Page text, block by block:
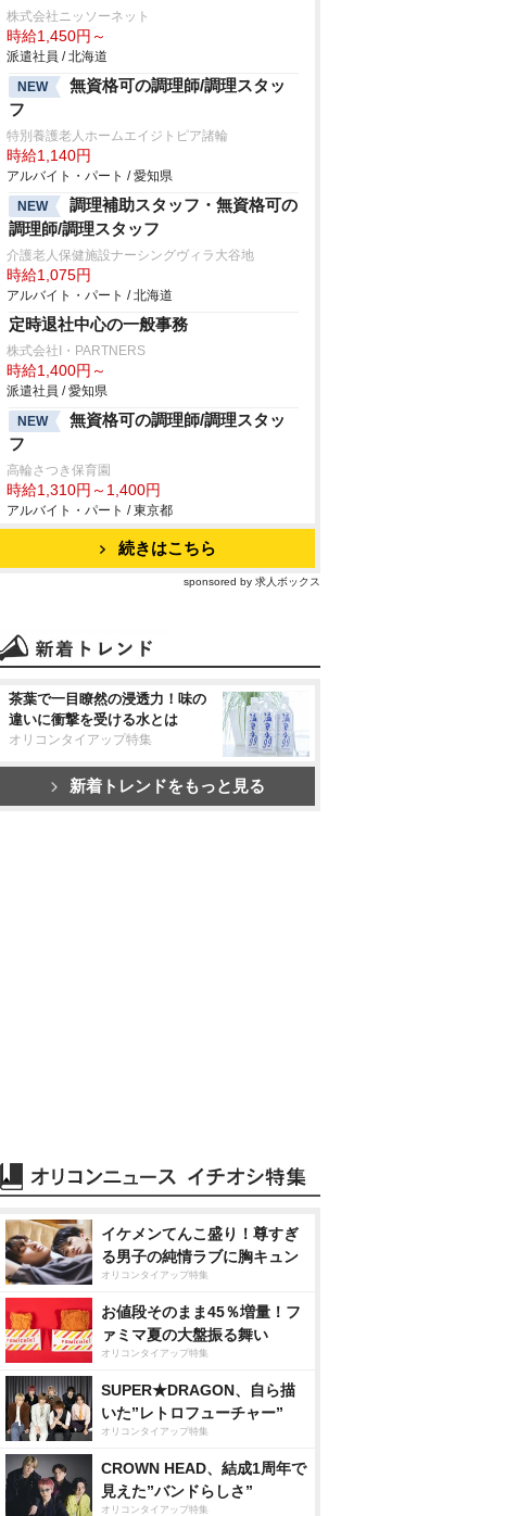
株式会社ニッソーネット
時給1,450円～
派遣社員 / 北海道
NEW
無資格可の調理師/調理スタッ
フ
特別養護老人ホームエイジトピア諸輪
時給1,140円
アルバイト・パート / 愛知県
NEW
調理補助スタッフ・無資格可の
調理師/調理スタッフ
介護老人保健施設ナーシングヴィラ大谷地
時給1,075円
アルバイト・パート / 北海道
定時退社中心の一般事務
株式会社I・PARTNERS
時給1,400円～
派遣社員 / 愛知県
NEW
無資格可の調理師/調理スタッ
フ
高輪さつき保育園
時給1,310円～1,400円
アルバイト・パート / 東京都
続きはこちら
sponsored by 求人ボックス
茶葉で一目瞭然の浸透力！味の
違いに衝撃を受ける水とは
オリコンタイアップ特集
新着トレンドをもっと見る
イケメンてんこ盛り！尊すぎ
る男子の純情ラブに胸キュン
オリコンタイアップ特集
お値段そのまま45％増量！フ
ァミマ夏の大盤振る舞い
オリコンタイアップ特集
SUPER★DRAGON、自ら描
いた”レトロフューチャー”
オリコンタイアップ特集
CROWN HEAD、結成1周年で
見えた”バンドらしさ”
オリコンタイアップ特集